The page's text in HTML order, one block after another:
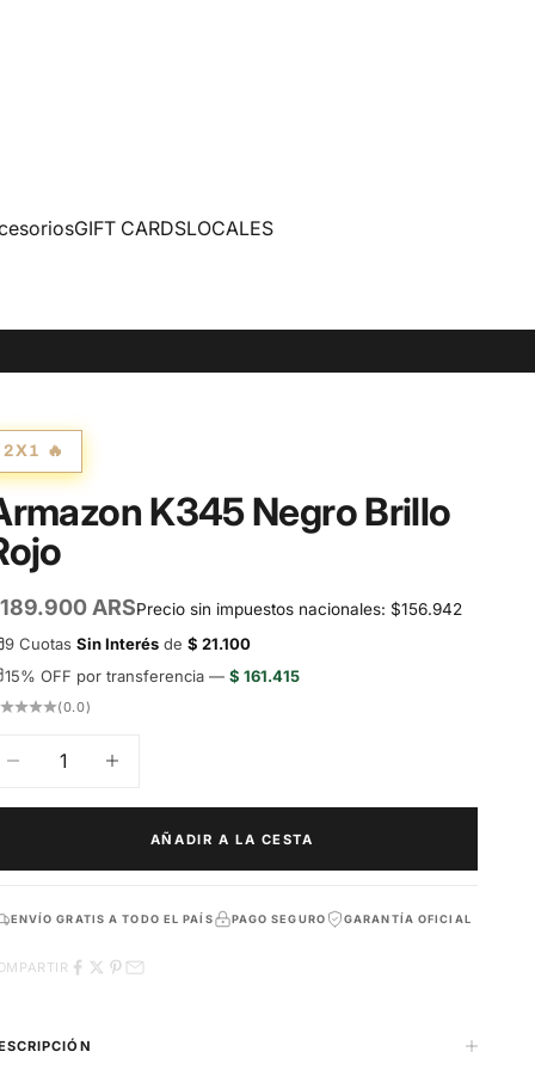
GIFT CARDSLOCALES
2X1 🔥
K345 Negro Brillo
de oferta
ARSPrecio sin impuestos nacionales: $156.942
9 CuotasSin Interés de$ 21.100
15% OFF por transferencia —$ 161.415
(0.0)
cantidadAumentar cantidad
AÑADIR A LA CESTA
ENVÍO GRATIS A TODO EL PAÍS PAGO SEGURO GARANTÍA OFICIAL